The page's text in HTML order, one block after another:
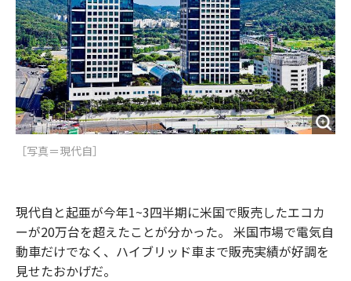
［写真＝​現代自］
現代自と起亜が今年1~3四半期に米国で販売したエコカ
ーが20万台を超えたことが分かった。 米国市場で電気自
動車だけでなく、ハイブリッド車まで販売実績が好調を
見せたおかげだ。